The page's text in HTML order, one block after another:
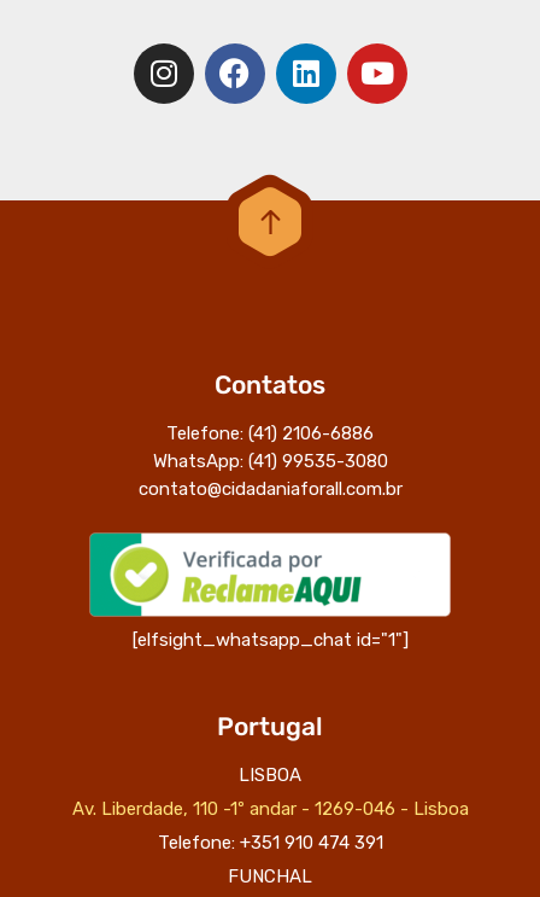
Contatos
Telefone: (41) 2106-6886
WhatsApp: (41) 99535-3080
contato@cidadaniaforall.com.br
[elfsight_whatsapp_chat id="1"]
Portugal
LISBOA
Av. Liberdade, 110 -1º andar - 1269-046 - Lisboa
Telefone: +351 910 474 391
FUNCHAL